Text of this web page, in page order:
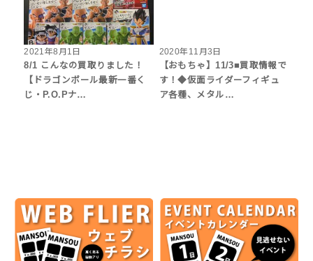
2021年8月1日
8/1 こんなの買取りました！
【ドラゴンボール最新一番く
じ・P.O.Pナ…
2020年11月3日
【おもちゃ】11/3■買取情報で
す！◆仮面ライダーフィギュ
ア各種、メタル…